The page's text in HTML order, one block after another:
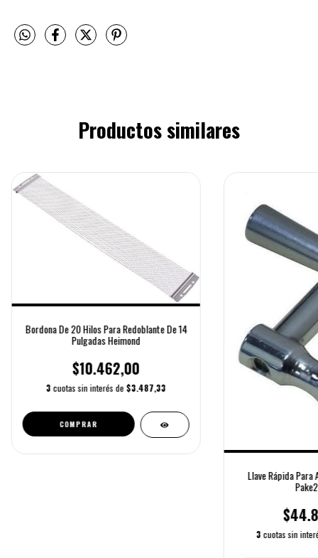
Productos similares
Bordona De 20 Hilos Para Redoblante De 14
Pulgadas Heimond
$10.462,00
3 cuotas sin interés de $3.487,33
Llave Rápida
3 cuotas sin